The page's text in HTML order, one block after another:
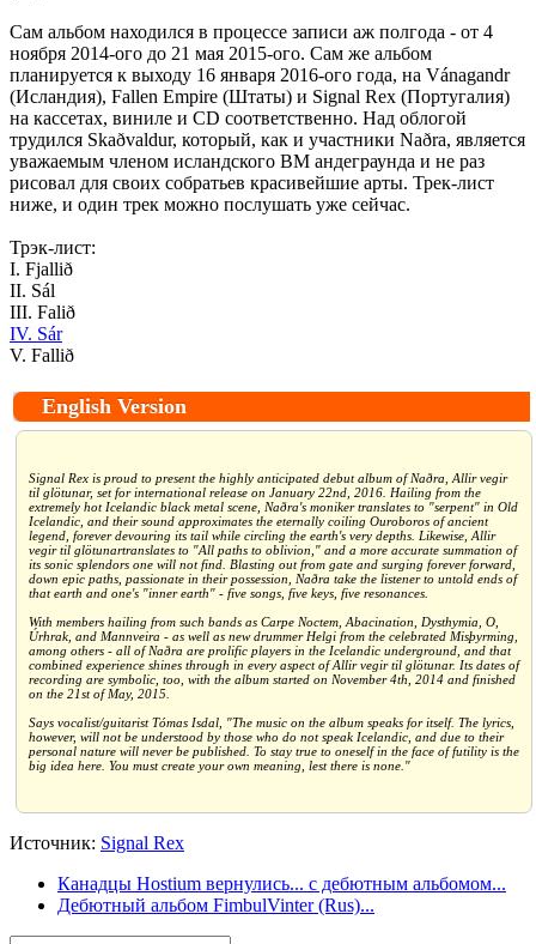
Сам альбом находился в процессе записи аж полгода - от 4
ноября 2014-ого до 21 мая 2015-ого. Сам же альбом
планируется к выходу 16 января 2016-ого года, на Vánagandr
(Исландия), Fallen Empire (Штаты) и Signal Rex (Португалия)
на кассетах, виниле и CD соответственно. Над облогой
трудился Skaðvaldur, который, как и участники Naðra, является
уважаемым членом исландского BM андеграунда и не раз
рисовал для своих собратьев красивейшие арты. Трек-лист
ниже, и один трек можно послушать уже сейчас.
Трэк-лист:
I. Fjallið
II. Sál
III. Falið
IV. Sár
V. Fallið
English Version
Signal Rex is proud to present the highly anticipated debut album of Naðra, Allir vegir
til glötunar, set for international release on January 22nd, 2016. Hailing from the
extremely hot Icelandic black metal scene, Naðra's moniker translates to "serpent" in Old
Icelandic, and their sound approximates the eternally coiling Ouroboros of ancient
legend, forever devouring its tail while circling the earth's very depths. Likewise, Allir
vegir til glötunartranslates to "All paths to oblivion," and a more accurate summation of
its sonic splendors one will not find. Blasting out from gate and surging forever forward,
down epic paths, passionate in their possession, Naðra take the listener to untold ends of
that earth and one's "inner earth" - five songs, five keys, five resonances.
With members hailing from such bands as Carpe Noctem, Abacination, Dysthymia, O,
Úrhrak, and Mannveira - as well as new drummer Helgi from the celebrated Misþyrming,
among others - all of Naðra are prolific players in the Icelandic underground, and that
combined experience shines through in every aspect of Allir vegir til glötunar. Its dates of
recording are symbolic, too, with the album started on November 4th, 2014 and finished
on the 21st of May, 2015.
Says vocalist/guitarist Tómas Isdal, "The music on the album speaks for itself. The lyrics,
however, will not be understood by those who do not speak Icelandic, and due to their
personal nature will never be published. To stay true to oneself in the face of futility is the
big idea here. You must create your own meaning, lest there is none."
Источник: Signal Rex
Канадцы Hostium вернулись... с дебютным альбомом...
Дебютный альбом FimbulVinter (Rus)...